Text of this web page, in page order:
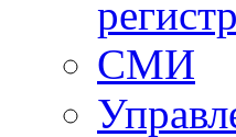
СМИ